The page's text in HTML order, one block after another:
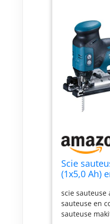
Scie
(1x5,0 Ah)
scie
sauteuse en
sauteuse